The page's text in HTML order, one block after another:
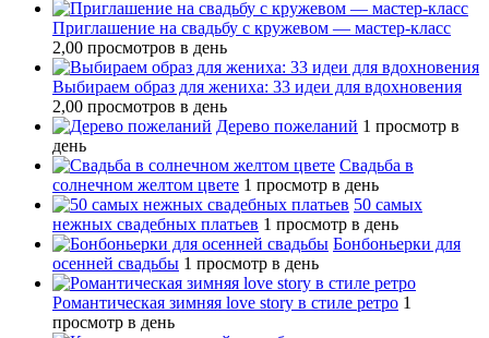
Приглашение на свадьбу с кружевом — мастер-класс
2,00 просмотров в день
Выбираем образ для жениха: 33 идеи для вдохновения
2,00 просмотров в день
Дерево пожеланий 1 просмотр в
день
Свадьба в
солнечном желтом цвете 1 просмотр в день
50 самых
нежных свадебных платьев 1 просмотр в день
Бонбоньерки для
осенней свадьбы 1 просмотр в день
Романтическая зимняя love story в стиле ретро 1
просмотр в день